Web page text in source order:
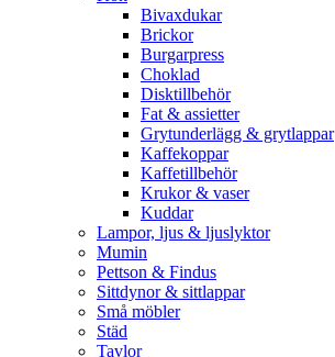
Bivaxdukar
Brickor
Burgarpress
Choklad
Disktillbehör
Fat & assietter
Grytunderlägg & grytlappar
Kaffekoppar
Kaffetillbehör
Krukor & vaser
Kuddar
Lampor, ljus & ljuslyktor
Mumin
Pettson & Findus
Sittdynor & sittlappar
Små möbler
Städ
Tavlor